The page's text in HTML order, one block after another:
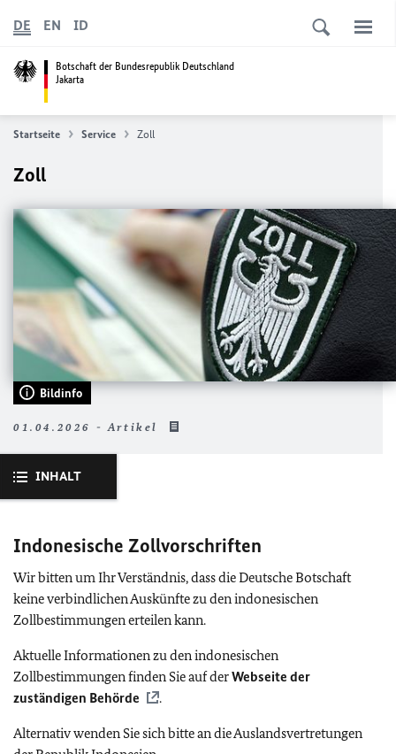
Botschaft der Bundesrepublik Deutschland
Jakarta
DE EN ID
Startseite Service Zoll
Zoll
Bildinfo
01.04.2026 - Artikel
INHALT
Indonesische Zollvorschriften
Wir bitten um Ihr Verständnis, dass die Deutsche Botschaft
keine verbindlichen Auskünfte zu den indonesischen
Zollbestimmungen erteilen kann.
Aktuelle Informationen zu den indonesischen
Zollbestimmungen finden Sie auf derWebseite der
zuständigen Behörde
.
Alternativ wenden Sie sich bitte an die Auslandsvertretungen